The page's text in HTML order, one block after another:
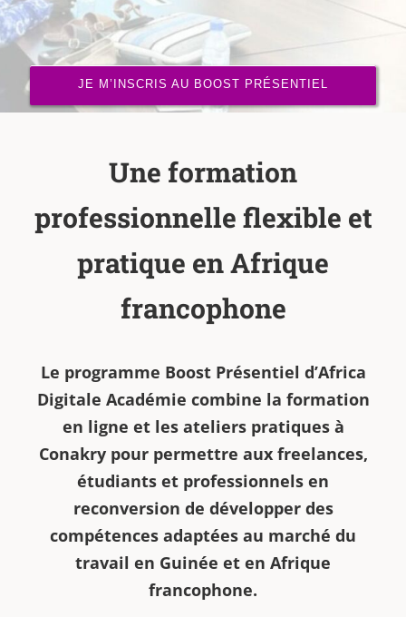
JE M’INSCRIS AU BOOST PRÉSENTIEL
Une formation
professionnelle flexible et
pratique en Afrique
francophone
Le programme Boost Présentiel d’Africa
Digitale Académie combine la formation
en ligne et les ateliers pratiques à
Conakry pour permettre aux freelances,
étudiants et professionnels en
reconversion de développer des
compétences adaptées au marché du
travail en Guinée et en Afrique
francophone.